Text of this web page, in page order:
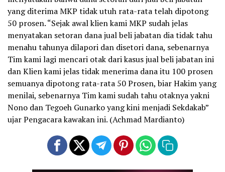
yang diterima MKP tidak utuh rata-rata telah dipotong
50 prosen. “Sejak awal klien kami MKP sudah jelas
menyatakan setoran dana jual beli jabatan dia tidak tahu
menahu tahunya dilapori dan disetori dana, sebenarnya
Tim kami lagi mencari otak dari kasus jual beli jabatan ini
dan Klien kami jelas tidak menerima dana itu 100 prosen
semuanya dipotong rata-rata 50 Prosen, biar Hakim yang
menilai, sebenarnya Tim kami sudah tahu otaknya yakni
Nono dan Tegoeh Gunarko yang kini menjadi Sekdakab”
ujar Pengacara kawakan ini. (Achmad Mardianto)